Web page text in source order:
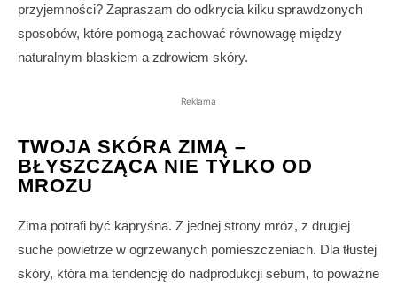
przyjemności? Zapraszam do odkrycia kilku sprawdzonych
sposobów, które pomogą zachować równowagę między
naturalnym blaskiem a zdrowiem skóry.
Reklama
TWOJA SKÓRA ZIMĄ –
BŁYSZCZĄCA NIE TYLKO OD
MROZU
Zima potrafi być kapryśna. Z jednej strony mróz, z drugiej
suche powietrze w ogrzewanych pomieszczeniach. Dla tłustej
skóry, która ma tendencję do nadprodukcji sebum, to poważne